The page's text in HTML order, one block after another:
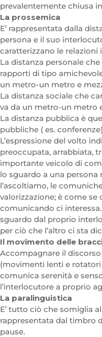
prevalentemente chiusa
La prossemica
E’ rappresentata dalla
persona e il suo
caratterizzano le relazioni
La distanza personale
rapporti di tipo
un metro-un metro e
La distanza sociale che
va da un metro-un metro
La distanza pubblica è
pubbliche ( es.
L’espressione del volto
preoccupata, arrabbiata,
importante veicolo di
lo sguardo a una
l’ascoltiamo, le
valorizzazione; è come
comunicando ci
sguardo dal proprio
per ciò che l’altro ci sta
Il movimento delle
Accompagnare il
(movimenti lenti e
comunica serenità e
l’interlocutore a proprio
La paralinguistica
E’ tutto ciò che somiglia
rappresentata dal timbro
pause.